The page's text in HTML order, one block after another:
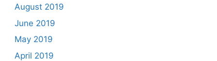
August 2019
June 2019
May 2019
April 2019